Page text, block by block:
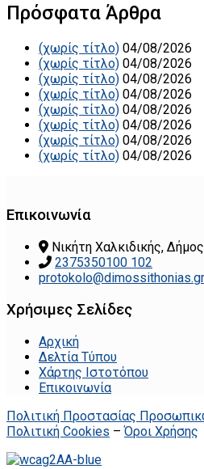
Πρόσφατα Άρθρα
(χωρίς τίτλο) 04/08/2026
(χωρίς τίτλο) 04/08/2026
(χωρίς τίτλο) 04/08/2026
(χωρίς τίτλο) 04/08/2026
(χωρίς τίτλο) 04/08/2026
(χωρίς τίτλο) 04/08/2026
(χωρίς τίτλο) 04/08/2026
(χωρίς τίτλο) 04/08/2026
Επικοινωνία
Νικήτη Χαλκιδικής,
2375350100 102
protokolo@dimossithonias.gr
Χρήσιμες Σελίδες
Αρχική
Δελτία Τύπου
Χάρτης Ιστοτόπου
Επικοινωνία
Πολιτική Προστασίας
Πολιτική Cookies –Όροι Χρήσης